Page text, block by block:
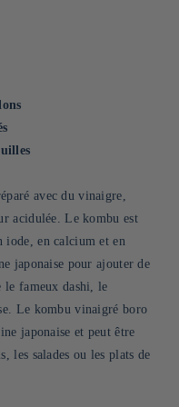
avec du vinaigre,
acidulée. Le kombu est
iode, en calcium et en
japonaise pour ajouter de
le fameux dashi, le
Le kombu vinaigré boro
japonaise et peut être
les salades ou les plats de